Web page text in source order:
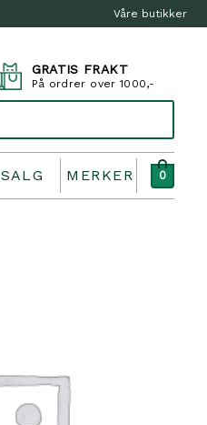
Våre butikker
GRATIS FRAKT
På ordrer over 1000,-
SALG MERKER 0